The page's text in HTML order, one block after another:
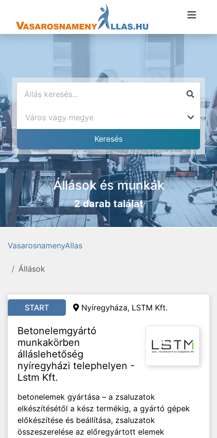
Állások és munkák
2 darab találat
VasarosnamenyAllas
Állások
START Nyíregyháza, LSTM Kft.
Betonelemgyártó
munkakörben
álláslehetőség
nyíregyházi telephelyen -
Lstm Kft.
betonelemek gyártása – a zsaluzatok
elkészítésétől a kész termékig, a gyártó gépek
előkészítése és beállítása, zsaluzatok
összeszerelése az előregyártott elemek